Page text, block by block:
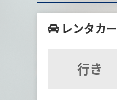
レンタカー
行き